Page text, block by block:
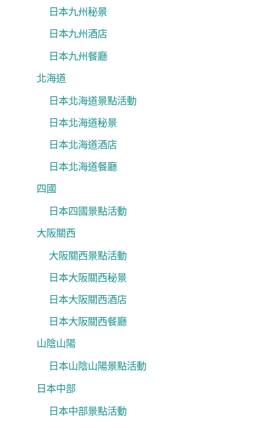
日本九州秘景
日本九州酒店
日本九州餐廳
北海道
日本北海道景點活動
日本北海道秘景
日本北海道酒店
日本北海道餐廳
四國
日本四國景點活動
大阪關西
大阪關西景點活動
日本大阪關西秘景
日本大阪關西酒店
日本大阪關西餐廳
山陰山陽
日本山陰山陽景點活動
日本中部
日本中部景點活動